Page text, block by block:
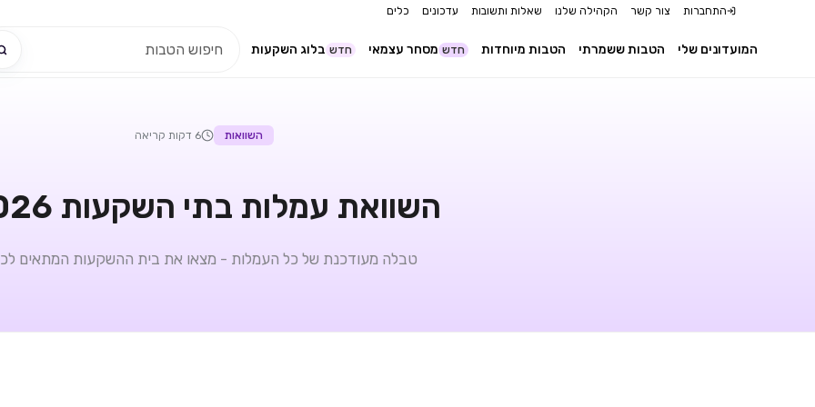
התחברות צור קשר הקהילה שלנו שאלות ותשובות עדכונים כלים
בלוג השקעות חדש מסחר עצמאי חדש הטבות מיוחדות הטבות ששמרתי המועדונים שלי
השוואות 6 דקות קריאה
השוואת עמלות בתי השקעות 2026
טבלה מעודכנת של כל העמלות - מצאו את בית ההשקעות המתאים